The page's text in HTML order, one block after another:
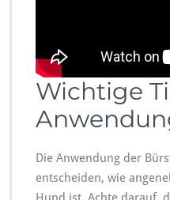
Wichtige
Die Anwendung der
entscheiden, wie